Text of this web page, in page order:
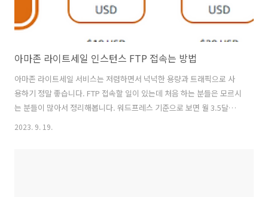
아마존 라이트세일 인스턴스 FTP 접속는 방법
아마존 라이트세일 서비스는 저렴하면서 넉넉한 용량과 트래픽으로 사
용하기 정말 좋습니다. FTP 접속할 일이 있는데 처음 하는 분들은 모르시
는 분들이 많아서 정리해봅니다. 워드프레스 기준으로 보면 월 3.5달러
부터 시작이 가능하다 3개월 무료 서비스 까지 있다. 저는 월 10달러 짜
2023. 9. 19.